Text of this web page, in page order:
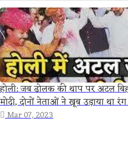
होली: जब ढोलक की थाप पर अटल
मोदी, दोनों नेताओं ने खूब उड़ाया था
Mar 07, 2023